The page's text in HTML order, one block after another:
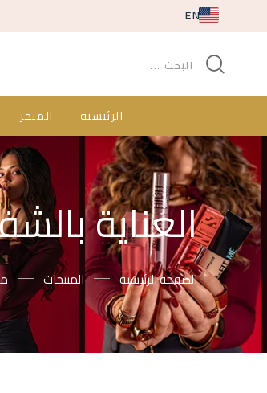
EN
الرئيسية المتجر
العناية
الصفحة الرئيسية المنتجات